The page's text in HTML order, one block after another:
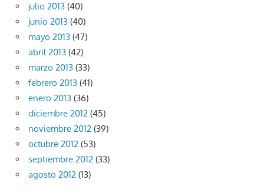
julio 2013 (40)
junio 2013 (40)
mayo 2013 (47)
abril 2013 (42)
marzo 2013 (33)
febrero 2013 (41)
enero 2013 (36)
diciembre 2012 (45)
noviembre 2012 (39)
octubre 2012 (53)
septiembre 2012 (33)
agosto 2012 (13)